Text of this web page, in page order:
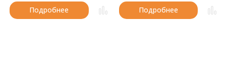
Подробнее Подробнее